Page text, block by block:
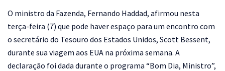
O ministro da Fazenda, Fernando Haddad, afirmou nesta
terça-feira (7) que pode haver espaço para um encontro com
o secretário do Tesouro dos Estados Unidos, Scott Bessent,
durante sua viagem aos EUA na próxima semana. A
declaração foi dada durante o programa “Bom Dia, Ministro”,